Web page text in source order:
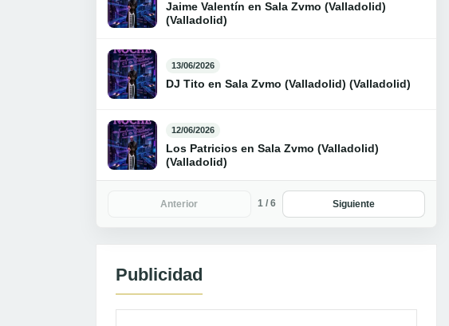
Jaime Valentín en Sala Zvmo (Valladolid)
(Valladolid)
13/06/2026
DJ Tito en Sala Zvmo (Valladolid) (Valladolid)
12/06/2026
Los Patricios en Sala Zvmo (Valladolid)
(Valladolid)
Anterior 1 / 6 Siguiente
Publicidad